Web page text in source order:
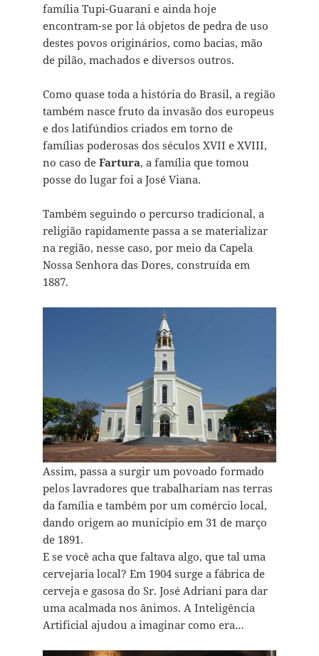
família Tupi-Guarani e ainda hoje
encontram-se por lá objetos de pedra de uso
destes povos originários, como bacias, mão
de pilão, machados e diversos outros.
Como quase toda a história do Brasil, a região
também nasce fruto da invasão dos europeus
e dos latifúndios criados em torno de
famílias poderosas dos séculos XVII e XVIII,
no caso de Fartura, a família que tomou
posse do lugar foi a José Viana.
Também seguindo o percurso tradicional, a
religião rapidamente passa a se materializar
na região, nesse caso, por meio da Capela
Nossa Senhora das Dores, construída em
1887.
Assim, passa a surgir um povoado formado
pelos lavradores que trabalhariam nas terras
da família e também por um comércio local,
dando origem ao município em 31 de março
de 1891.
E se você acha que faltava algo, que tal uma
cervejaria local? Em 1904 surge a fábrica de
cerveja e gasosa do Sr. José Adriani para dar
uma acalmada nos ânimos. A Inteligência
Artificial ajudou a imaginar como era…